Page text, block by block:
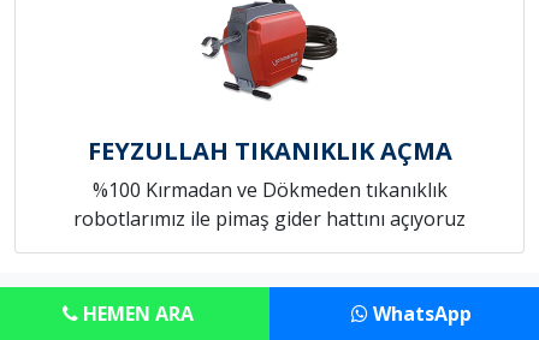
FEYZULLAH TIKANIKLIK AÇMA
%100 Kırmadan ve Dökmeden tıkanıklık
robotlarımız ile pimaş gider hattını açıyoruz
HEMEN ARA WhatsApp
Copyright © Anadolu Tesisat Servisi